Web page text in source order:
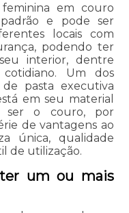
em couro
e pode ser
locais com
podendo ter
interior, dentre
Um dos
pasta executiva
em seu material
ser o couro, por
de vantagens ao
única, qualidade
de utilização.
um ou mais